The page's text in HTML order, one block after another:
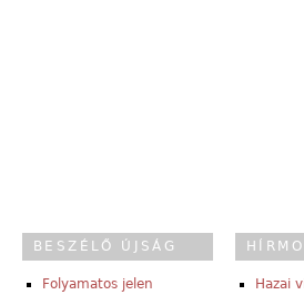
BESZÉLŐ ÚJSÁG
Folyamatos jelen
Hazai